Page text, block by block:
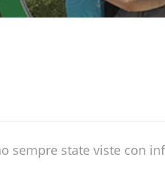
sempre state viste con